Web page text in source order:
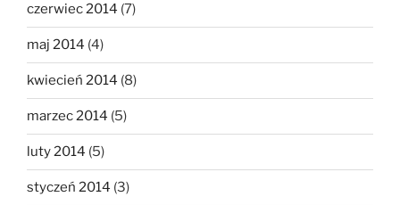
czerwiec 2014 (7)
maj 2014 (4)
kwiecień 2014 (8)
marzec 2014 (5)
luty 2014 (5)
styczeń 2014 (3)